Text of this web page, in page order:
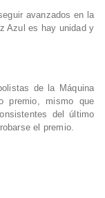
avanzados en la
Azul es hay unidad y
de la Máquina
premio, mismo que
del último
el premio.